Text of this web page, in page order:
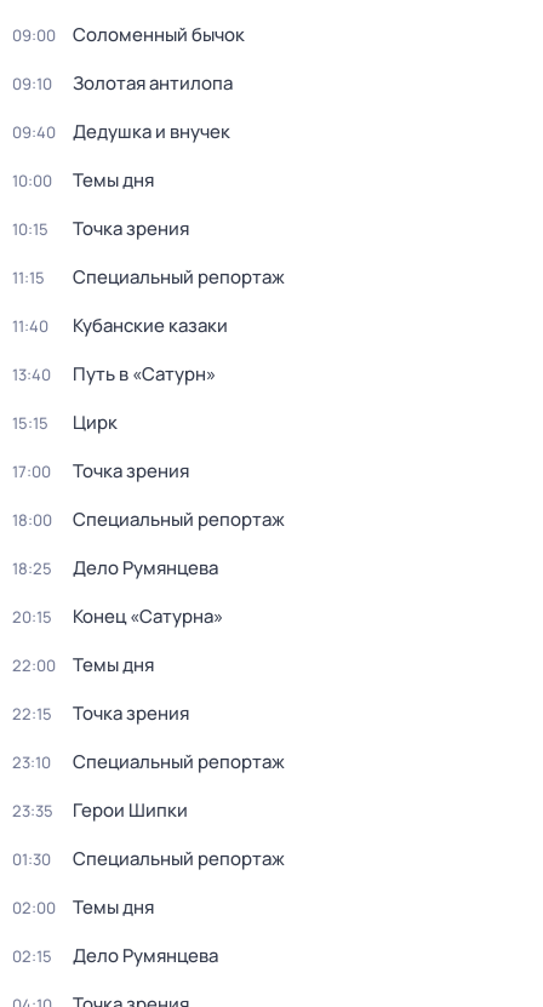
09:00 Соломенный бычок
09:10 Золотая антилопа
09:40 Дедушка и внучек
10:00 Темы дня
10:15 Точка зрения
11:15 Специальный репортаж
11:40 Кубанские казаки
13:40 Путь в «Сатурн»
15:15 Цирк
17:00 Точка зрения
18:00 Специальный репортаж
18:25 Дело Румянцева
20:15 Конец «Сатурна»
22:00 Темы дня
22:15 Точка зрения
23:10 Специальный репортаж
23:35 Герои Шипки
01:30 Специальный репортаж
02:00 Темы дня
02:15 Дело Румянцева